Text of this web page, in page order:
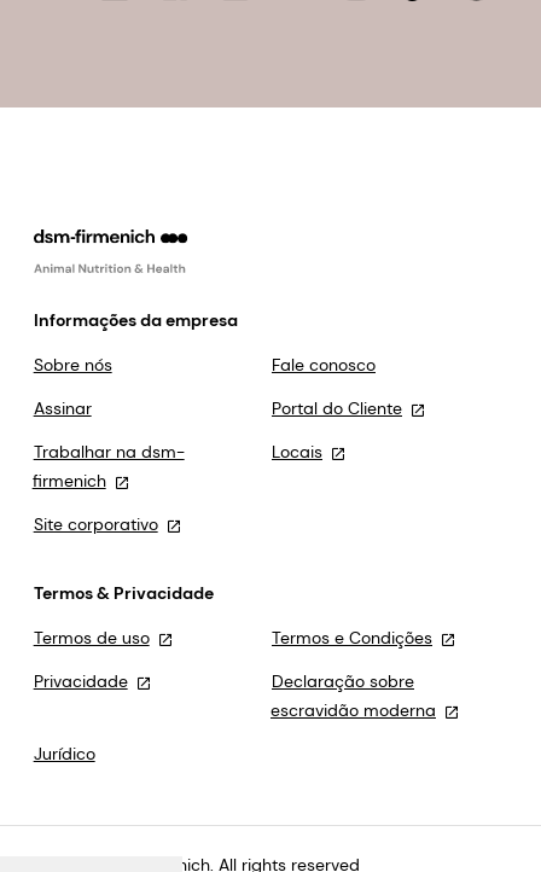
Informações da empresa
Sobre nós
Fale conosco
Assinar
Portal do Cliente
Trabalhar na dsm-
firmenich
Locais
Site corporativo
Termos & Privacidade
Termos de uso
Termos e Condições
Privacidade
Declaração sobre
escravidão moderna
Jurídico
©2026 dsm-firmenich. All rights reserved